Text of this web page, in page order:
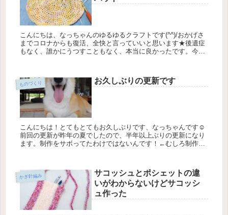
こんにちは、なっちゃんのゆるゆるクラフトです(^^)/おかげさ
までコロナからも復活、全快と言っていいと思います★後遺症
もなく、誰かにうつすこともなく、本当に良かったです。今回
ものづくり お久しぶりの更新です
こんにちは！とてもとてもお久しぶりです、なっちゃんです☺
前回の更新が昨年の夏でしたので、半年以上ぶりの更新になり
ます。制作をサボってたわけではないんです！←むしろ制作は
かぎ針編み
サコッシュとポシェットの違
いがわからないけどサコッシ
ュ作った